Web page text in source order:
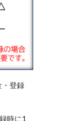
・登録
時に1